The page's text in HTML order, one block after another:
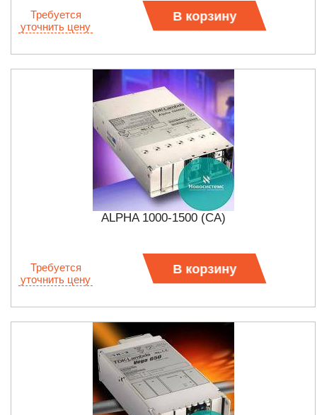
Требуется
уточнить цену
В корзину
ALPHA 1000-1500 (CA)
Требуется
уточнить цену
В корзину